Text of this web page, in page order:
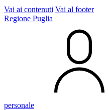
Vai ai contenuti Vai al footer
Regione Puglia
personale